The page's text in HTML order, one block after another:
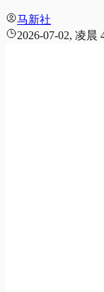
马新社
2026-07-02, 凌晨